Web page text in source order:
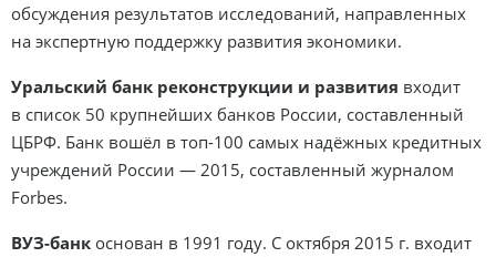
обсуждения результатов исследований, направленных
на экспертную поддержку развития экономики.
Уральский банк реконструкции и развития входит
в список 50 крупнейших банков России, составленный
ЦБРФ. Банк вошёл в топ-100 самых надёжных кредитных
учреждений России — 2015, составленный журналом
Forbes.
ВУЗ-банк основан в 1991 году. С октября 2015 г. входит